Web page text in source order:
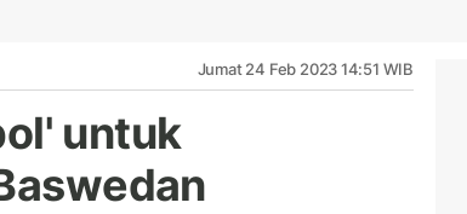
Jumat 24 Feb 2023 14:51 WIB
untuk